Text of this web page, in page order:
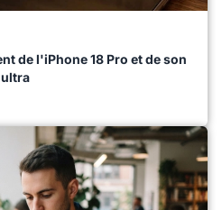
de l'iPhone 18 Pro et de son